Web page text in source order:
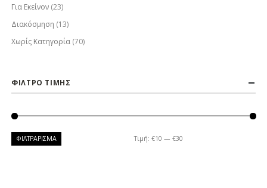
Για Εκείνον (23)
Διακόσμηση (13)
Χωρίς Κατηγορία (70)
ΦΙΛΤΡΟ ΤΙΜΗΣ
ΦΙΛΤΡΆΡΙΣΜΑ Τιμή: €10 — €30